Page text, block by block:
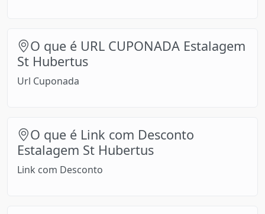
O que é URL CUPONADA Estalagem
St Hubertus
Url Cuponada
O que é Link com Desconto
Estalagem St Hubertus
Link com Desconto